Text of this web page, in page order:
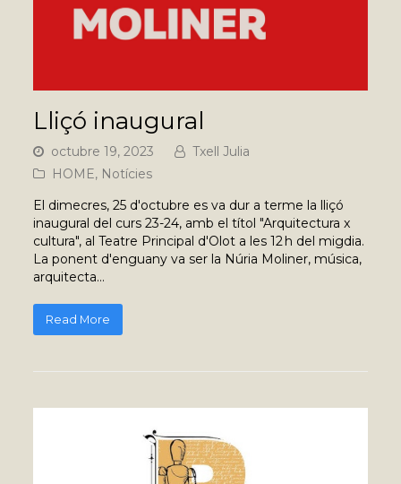
Lliçó inaugural
octubre 19, 2023
Txell Julia
HOME, Notícies
El dimecres, 25 d'octubre es va dur a terme la lliçó
inaugural del curs 23-24, amb el títol "Arquitectura x
cultura", al Teatre Principal d'Olot a les 12 h del migdia.
La ponent d'enguany va ser la Núria Moliner, música,
arquitecta…
Read More